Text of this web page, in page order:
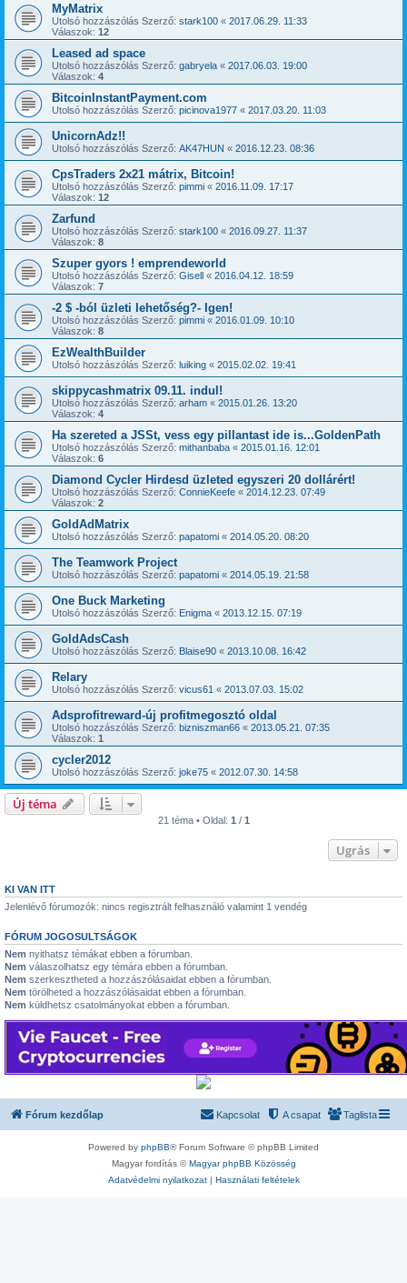
MyMatrix
Utolsó hozzászólás Szerző: stark100 « 2017.06.29. 11:33
Válaszok: 12
Leased ad space
Utolsó hozzászólás Szerző: gabryela « 2017.06.03. 19:00
Válaszok: 4
BitcoinInstantPayment.com
Utolsó hozzászólás Szerző: picinova1977 « 2017.03.20. 11:03
UnicornAdz!!
Utolsó hozzászólás Szerző: AK47HUN « 2016.12.23. 08:36
CpsTraders 2x21 mátrix, Bitcoin!
Utolsó hozzászólás Szerző: pimmi « 2016.11.09. 17:17
Válaszok: 12
Zarfund
Utolsó hozzászólás Szerző: stark100 « 2016.09.27. 11:37
Válaszok: 8
Szuper gyors ! emprendeworld
Utolsó hozzászólás Szerző: Gisell « 2016.04.12. 18:59
Válaszok: 7
-2 $ -ból üzleti lehetőség?- Igen!
Utolsó hozzászólás Szerző: pimmi « 2016.01.09. 10:10
Válaszok: 8
EzWealthBuilder
Utolsó hozzászólás Szerző: luiking « 2015.02.02. 19:41
skippycashmatrix 09.11. indul!
Utolsó hozzászólás Szerző: arham « 2015.01.26. 13:20
Válaszok: 4
Ha szereted a JSSt, vess egy pillantast ide is...GoldenPath
Utolsó hozzászólás Szerző: mithanbaba « 2015.01.16. 12:01
Válaszok: 6
Diamond Cycler Hirdesd üzleted egyszeri 20 dollárért!
Utolsó hozzászólás Szerző: ConnieKeefe « 2014.12.23. 07:49
Válaszok: 2
GoldAdMatrix
Utolsó hozzászólás Szerző: papatomi « 2014.05.20. 08:20
The Teamwork Project
Utolsó hozzászólás Szerző: papatomi « 2014.05.19. 21:58
One Buck Marketing
Utolsó hozzászólás Szerző: Enigma « 2013.12.15. 07:19
GoldAdsCash
Utolsó hozzászólás Szerző: Blaise90 « 2013.10.08. 16:42
Relary
Utolsó hozzászólás Szerző: vicus61 « 2013.07.03. 15:02
Adsprofitreward-új profitmegosztó oldal
Utolsó hozzászólás Szerző: bizniszman66 « 2013.05.21. 07:35
Válaszok: 1
cycler2012
Utolsó hozzászólás Szerző: joke75 « 2012.07.30. 14:58
Új téma
21 téma • Oldal: 1 / 1
Ugrás
KI VAN ITT
Jelenlévő fórumozók: nincs regisztrált felhasználó valamint 1 vendég
FÓRUM JOGOSULTSÁGOK
Nem nyithatsz témákat ebben a fórumban.
Nem válaszolhatsz egy témára ebben a fórumban.
Nem szerkesztheted a hozzászólásaidat ebben a fórumban.
Nem törölheted a hozzászólásaidat ebben a fórumban.
Nem küldhetsz csatolmányokat ebben a fórumban.
Fórum kezdőlap Taglista
A csapat
Kapcsolat
Powered by phpBB® Forum Software © phpBB Limited
Magyar fordítás ©Magyar phpBB Közösség
Adatvédelmi nyilatkozat| Használati feltételek